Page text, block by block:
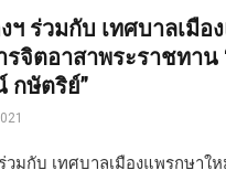
ฯ ร่วมกับ เทศบาลเมื
จิตอาสาพระราชทาน
กษัตริย์”
วมกับ เทศบาลเมืองแพรกษาใ